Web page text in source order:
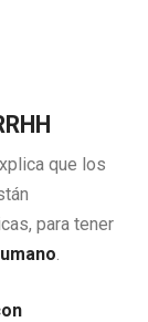
que los
para tener
.